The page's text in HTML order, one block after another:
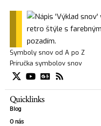
Symboly snov od A po Z
Príručka symbolov snov
Quicklinks
Blog
O nás